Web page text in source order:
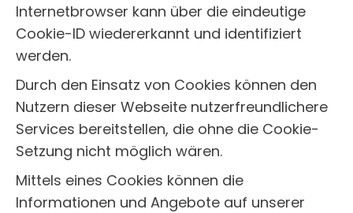
Internetbrowser kann über die eindeutige
Cookie-ID wiedererkannt und identifiziert
werden.
Durch den Einsatz von Cookies können den
Nutzern dieser Webseite nutzerfreundlichere
Services bereitstellen, die ohne die Cookie-
Setzung nicht möglich wären.
Mittels eines Cookies können die
Informationen und Angebote auf unserer